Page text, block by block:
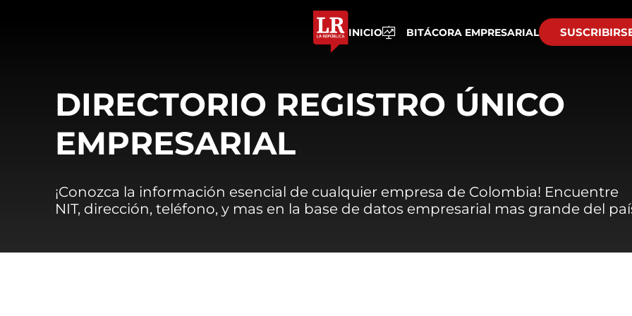
INICIO BITÁCORA EMPRESARIAL
DIRECTORIO REGISTRO ÚNICO
EMPRESARIAL
¡Conozca la información esencial de cualquier empresa de Colombia! Encuentre
NIT, dirección, teléfono, y mas en la base de datos empresarial mas grande del